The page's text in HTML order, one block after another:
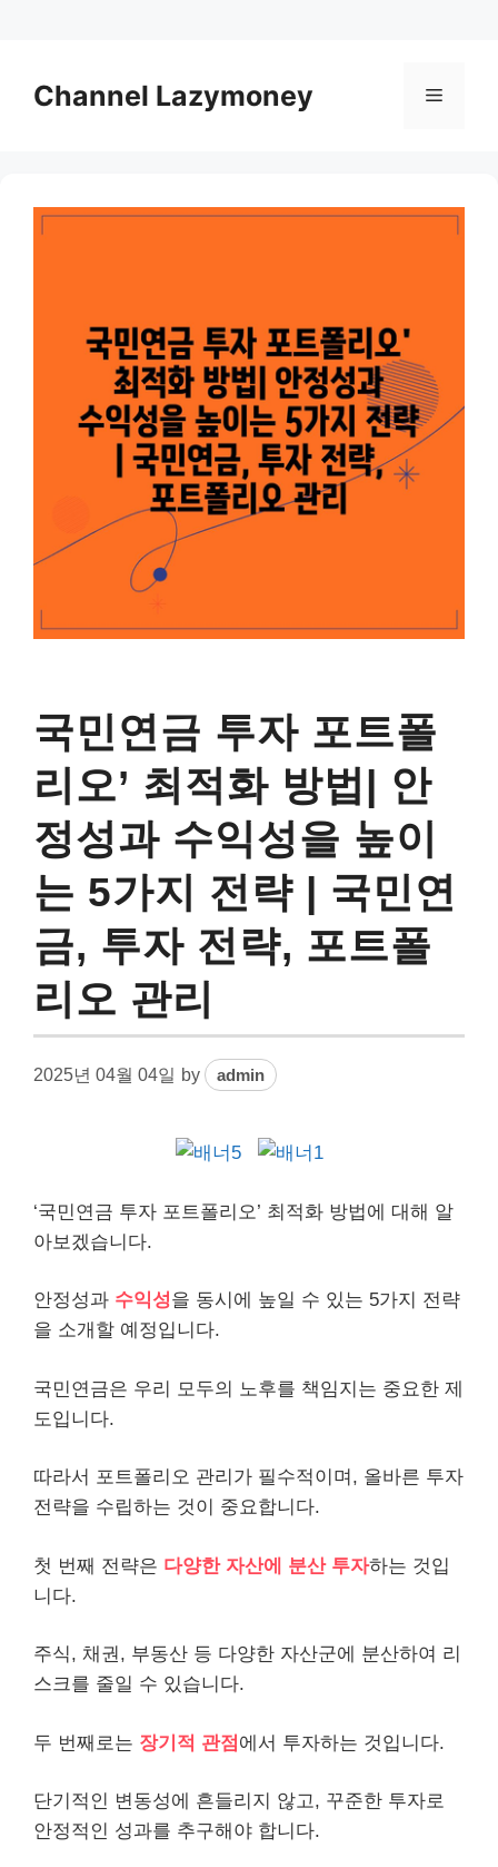
contentChannel Lazymoney Menu
국민연금 투자 포트폴
리오’ 최적화 방법| 안
정성과 수익성을 높이
는 5가지 전략 | 국민연
금, 투자 전략, 포트폴
리오 관리
2025년 04월 04일 by admin
‘국민 연금 투자 포트폴리오’ 최적화 방법에 대해 알
아보겠습니다.
안정성과 수익성을 동시에 높일 수 있는 5가지 전략
을 소개할 예정입니다.
국민연금은 우리 모두의 노후를 책임지는 중요한 제
도입니다.
따라서 포트폴리오 관리가 필수적이며, 올바른 투자
전략을 수립하는 것이 중요합니다.
첫 번째 전략은 다양한 자산에 분산 투자하는 것입
니다.
주식, 채권, 부동산 등 다양한 자산군에 분산하여 리
스크를 줄일 수 있습니다.
두 번째로는 장기적 관점 에서 투자하는 것입니다.
단기적인 변동성에 흔들리지 않고, 꾸준한 투자로
안정적인 성과를 추구해야 합니다.